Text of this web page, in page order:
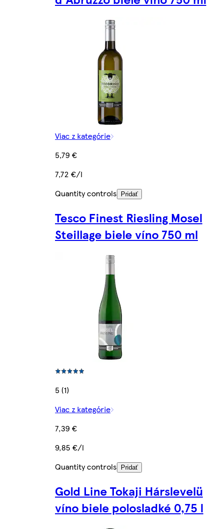
Viac z kategórie
5,79 €
7,72 €/l
Quantity controls
Pridať
Tesco Finest Riesling Mosel
Steillage biele víno 750 ml
5 (1)
Viac z kategórie
7,39 €
9,85 €/l
Quantity controls
Pridať
Gold Line Tokaji Hárslevelü
víno biele polosladké 0,75 l